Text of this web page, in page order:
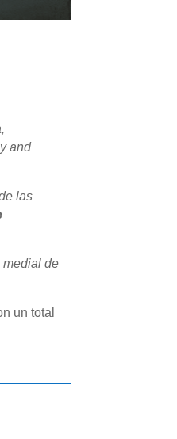
and
las
medial de
un total